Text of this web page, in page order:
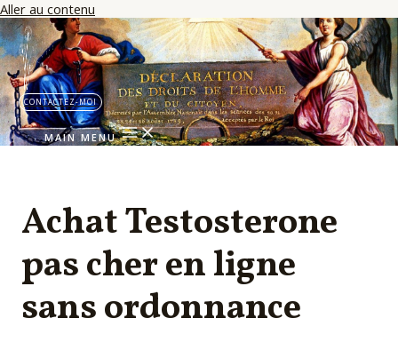
Aller au contenu
CONTACTEZ-MOI
MAIN MENU
Achat Testosterone
pas cher en ligne
sans ordonnance